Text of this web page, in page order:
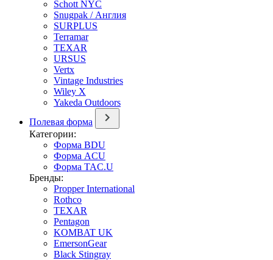
Schott NYC
Snugpak / Англия
SURPLUS
Terramar
TEXAR
URSUS
Vertx
Vintage Industries
Wiley X
Yakeda Outdoors
Полевая форма
Категории:
Форма BDU
Форма ACU
Форма TAC.U
Бренды:
Propper International
Rothco
TEXAR
Pentagon
KOMBAT UK
EmersonGear
Black Stingray